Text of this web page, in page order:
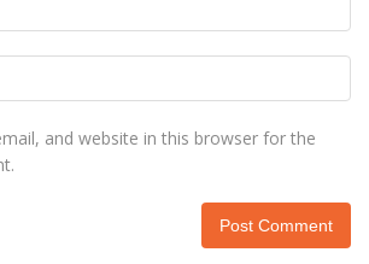
and website in this browser for the